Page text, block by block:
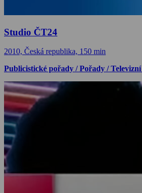
Studio ČT24
2010, Česká republika, 150 min
Publicistické pořady / Pořady /